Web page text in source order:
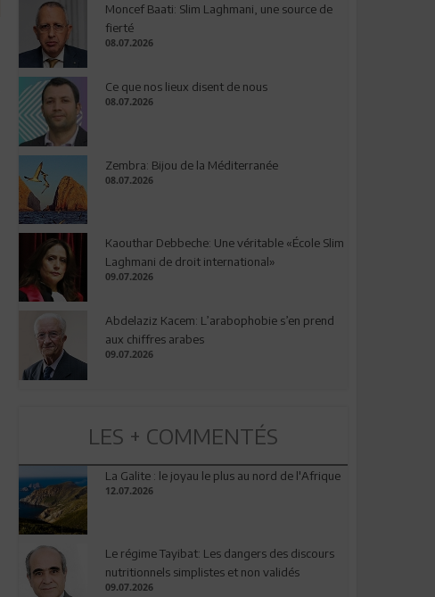
Moncef Baati: Slim Laghmani, une source de
fierté
08.07.2026
Ce que nos lieux disent de nous
08.07.2026
Zembra: Bijou de la Méditerranée
08.07.2026
Kaouthar Debbeche: Une véritable «École Slim
Laghmani de droit international»
09.07.2026
Abdelaziz Kacem: L’arabophobie s’en prend
aux chiffres arabes
09.07.2026
LES + COMMENTÉS
La Galite : le joyau le plus au nord de l'Afrique
12.07.2026
Le régime Tayibat: Les dangers des discours
nutritionnels simplistes et non validés
09.07.2026